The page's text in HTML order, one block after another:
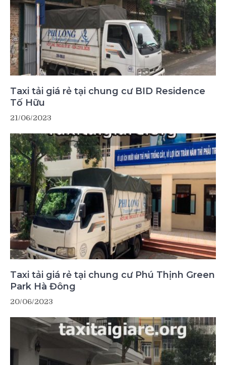
Taxi tải giá rẻ tại chung cư BID Residence
Tố Hữu
21/06/2023
Taxi tải giá rẻ tại chung cư Phú Thịnh Green
Park Hà Đông
20/06/2023